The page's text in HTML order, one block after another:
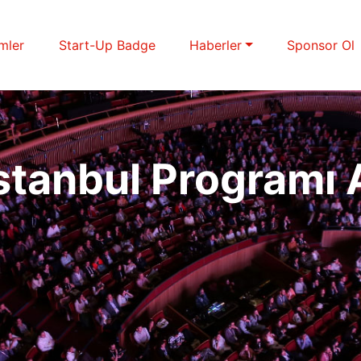
Start-Up Badge Haberler Sponsor Ol
Programı